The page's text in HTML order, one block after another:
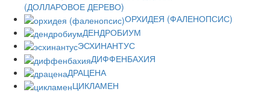
(ДОЛЛАРОВОЕ ДЕРЕВО)
ОРХИДЕЯ (ФАЛЕНОПСИС)
ДЕНДРОБИУМ
ЭСХИНАНТУС
ДИФФЕНБАХИЯ
ДРАЦЕНА
ЦИКЛАМЕН